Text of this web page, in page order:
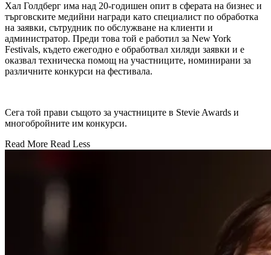
Хал Голдберг има над 20-годишен опит в сферата на бизнес и
търговските медийни награди като специалист по обработка
на заявки, сътрудник по обслужване на клиенти и
администратор. Преди това той е работил за New York
Festivals, където ежегодно е обработвал хиляди заявки и е
оказвал техническа помощ на участниците, номинирани за
различните конкурси на фестивала.
Сега той прави същото за участниците в Stevie Awards и
многобройните им конкурси.
Read More Read Less